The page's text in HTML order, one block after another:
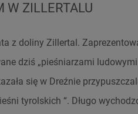
W ZILLERTALU
z doliny Zillertal.
dziś „pieśniarzami
się w Dreźnie
tyrolskich “. Długo